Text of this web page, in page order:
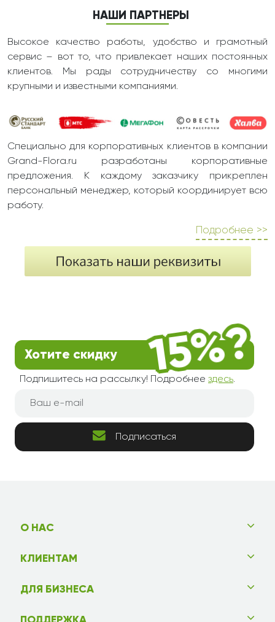
НАШИ ПАРТНЕРЫ
Высокое качество работы, удобство и грамотный
сервис – вот то, что привлекает наших постоянных
клиентов. Мы рады сотрудничеству со многими
крупными и известными компаниями.
Специально для корпоративных клиентов в компании
Grand-Flora.ru разработаны корпоративные
предложения. К каждому заказчику прикреплен
персональный менеджер, который координирует всю
работу.
Подробнее >>
Хотите скидку
Подпишитесь на рассылку! Подробнее здесь.
Подписаться
О НАС
КЛИЕНТАМ
ДЛЯ БИЗНЕСА